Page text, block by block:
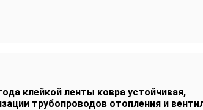
клейкой ленты ковра устойчивая,
трубопроводов отопления и